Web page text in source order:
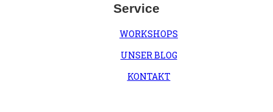
Service
WORKSHOPS
UNSER BLOG
KONTAKT